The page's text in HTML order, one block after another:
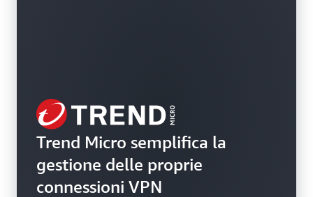
Trend Micro semplifica la
gestione delle proprie
connessioni VPN